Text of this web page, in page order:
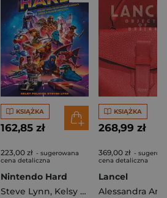
KSIĄŻKA
162,85 zł
223,00 zł - sugerowana
cena detaliczna
Nintendo Hard
Steve Lynn, Kelsy Polnik
KSIĄŻKA
268,99 zł
369,00 zł -
cena detaliczna
Lancel